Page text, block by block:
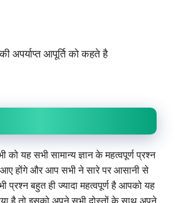
अपर्याप्त आपूर्ति को कहते है
यह सभी सामान्य ज्ञान के महत्वपूर्ण प्रश्न
होंगे और आप सभी ने सारे पर आसानी से
प्रश्न बहुत ही ज्यादा महत्वपूर्ण है आपको यह